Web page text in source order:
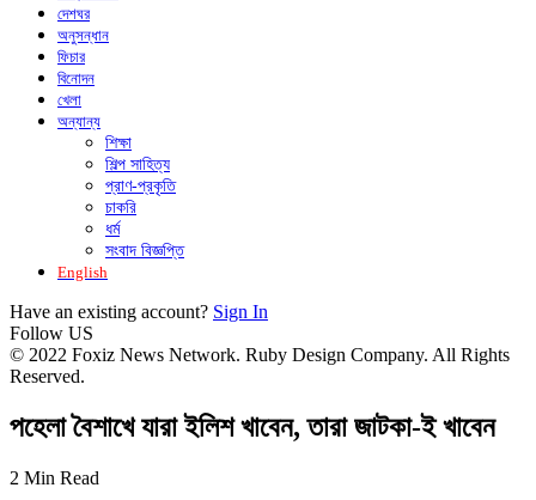
দেশঘর
অনুসন্ধান
ফিচার
বিনোদন
খেলা
অন্যান্য
শিক্ষা
শিল্প সাহিত্য
প্রাণ-প্রকৃতি
চাকরি
ধর্ম
সংবাদ বিজ্ঞপ্তি
English
Have an existing account? Sign In
Follow US
© 2022 Foxiz News Network. Ruby Design Company. All Rights
Reserved.
পহেলা বৈশাখে যারা ইলিশ খাবেন, তারা জাটকা-ই খাবেন
2 Min Read